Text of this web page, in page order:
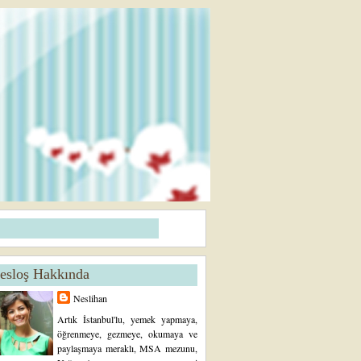
Hakkında
Neslihan
Artık İstanbul'lu, yemek yapmaya,
öğrenmeye, gezmeye, okumaya ve
paylaşmaya meraklı, MSA mezunu,